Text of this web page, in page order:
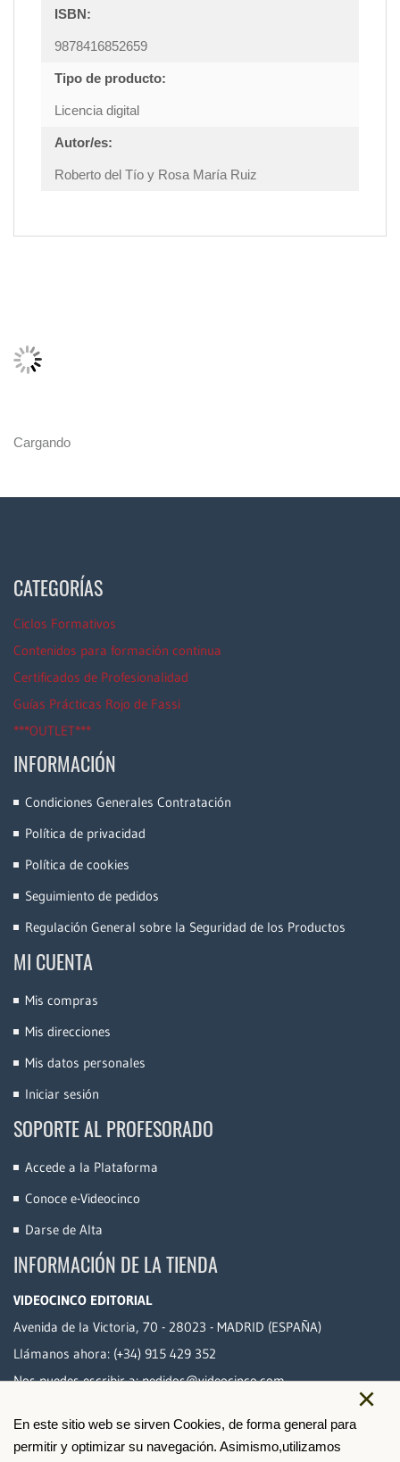
ISBN:
9878416852659
Tipo de producto:
Licencia digital
Autor/es:
Roberto del Tío y Rosa María Ruiz
Cargando
×
En este sitio web se sirven Cookies, de forma general para
permitir y optimizar su navegación. Asimismo,utilizamos
CATEGORÍAS
Ciclos Formativos
Contenidos para formación continua
Certificados de Profesionalidad
Guías Prácticas Rojo de Fassi
***OUTLET***
INFORMACIÓN
Condiciones Generales Contratación
Política de privacidad
Política de cookies
Seguimiento de pedidos
Regulación General sobre la Seguridad de los Productos
MI CUENTA
Mis compras
Mis direcciones
Mis datos personales
Iniciar sesión
SOPORTE AL PROFESORADO
Accede a la Plataforma
Conoce e-Videocinco
Darse de Alta
INFORMACIÓN DE LA TIENDA
VIDEOCINCO EDITORIAL
Avenida de la Victoria, 70 - 28023 - MADRID (ESPAÑA)
Llámanos ahora: (+34) 915 429 352
Nos puedes escribir a:pedidos@videocinco.com
PAGO SEGURO